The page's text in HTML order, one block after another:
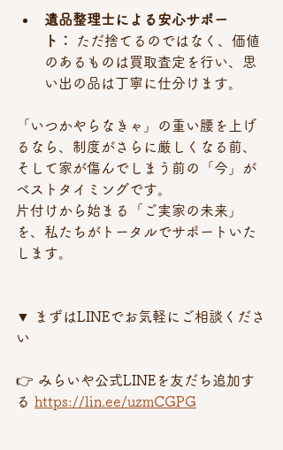
遺品整理士による安心サポー
ト：
ただ捨てるのではなく、価値
のあるものは買取査定を行い、思
い出の品は丁寧に仕分けます。
「いつかやらなきゃ」の重い腰を上げ
るなら、制度がさらに厳しくなる前、
そして家が傷んでしまう前の「今」が
ベストタイミングです。
片付けから始まる「ご実家の未来」
を、私たちがトータルでサポートいた
します。
▼ まずはLINEでお気軽にご相談くださ
い
👉 みらいや公式LINEを友だち追加す
る https://lin.ee/uzmCGPG